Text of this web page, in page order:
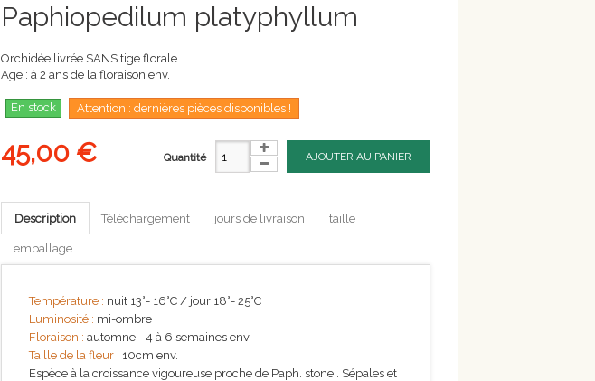
Paphiopedilum platyphyllum
Orchidée livrée SANS tige florale
Age : à 2 ans de la floraison env.
En stock Attention : dernières pièces disponibles !
45,00 € AJOUTER AU PANIER
Quantité
Description Téléchargement jours de livraison taille
emballage
Température : nuit 13°- 16°C / jour 18°- 25°C
Luminosité : mi-ombre
Floraison : automne - 4 à 6 semaines env.
Taille de la fleur : 10cm env.
Espèce à la croissance vigoureuse proche de Paph. stonei. Sépales et